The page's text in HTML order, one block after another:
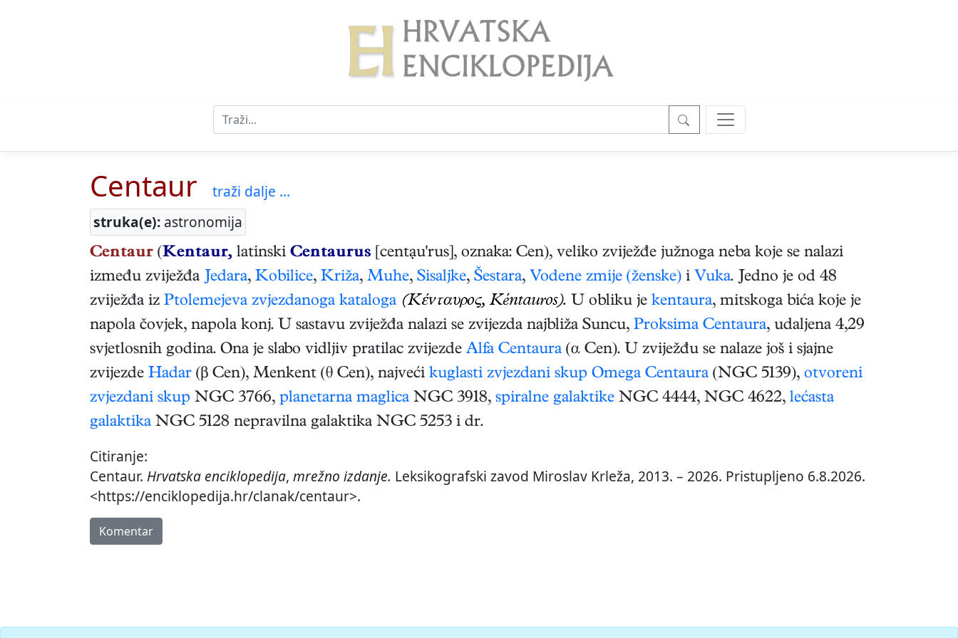
Centaur
traži dalje ...
struka(e): astronomija
Centaur (Kentaur, latinski Centaurus [centạu'rus], oznaka: Cen), veliko zviježđe južnoga neba koje se nalazi
između zviježđa Jedara, Kobilice, Križa, Muhe, Sisaljke, Šestara, Vodene zmije (ženske) i Vuka. Jedno je od 48
zviježđa iz Ptolemejeva zvjezdanoga kataloga (Κένταυρος, Kéntauros). U obliku je kentaura, mitskoga bića koje je
napola čovjek, napola konj. U sastavu zviježđa nalazi se zvijezda najbliža Suncu, Proksima Centaura, udaljena 4,29
svjetlosnih godina. Ona je slabo vidljiv pratilac zvijezde Alfa Centaura (α Cen). U zviježđu se nalaze još i sjajne
zvijezde Hadar (β Cen), Menkent (θ Cen), najveći kuglasti zvjezdani skup Omega Centaura (NGC 5139), otvoreni
zvjezdani skup NGC 3766, planetarna maglica NGC 3918, spiralne galaktike NGC 4444, NGC 4622, lećasta
galaktika NGC 5128 nepravilna galaktika NGC 5253 i dr.
Citiranje:
Centaur. Hrvatska enciklopedija, mrežno izdanje. Leksikografski zavod Miroslav Krleža, 2013. – 2026. Pristupljeno 6.8.2026.
<https://enciklopedija.hr/clanak/centaur>.
Komentar